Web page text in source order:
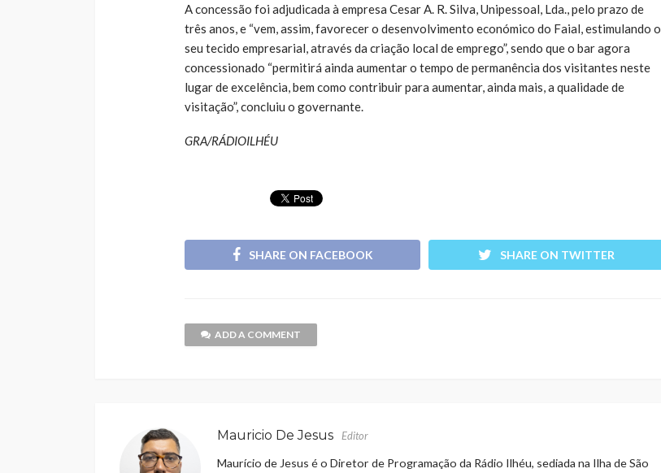
A concessão foi adjudicada à empresa Cesar A. R. Silva, Unipessoal, Lda., pelo prazo de
três anos, e “vem, assim, favorecer o desenvolvimento económico do Faial, estimulando o
seu tecido empresarial, através da criação local de emprego”, sendo que o bar agora
concessionado “permitirá ainda aumentar o tempo de permanência dos visitantes neste
lugar de excelência, bem como contribuir para aumentar, ainda mais, a qualidade de
visitação”, concluiu o governante.
GRA/RÁDIOILHÉU
SHARE ON FACEBOOK SHARE ON TWITTER
ADD A COMMENT
Mauricio De Jesus Editor
Maurício de Jesus é o Diretor de Programação da Rádio Ilhéu, sediada na Ilha de São